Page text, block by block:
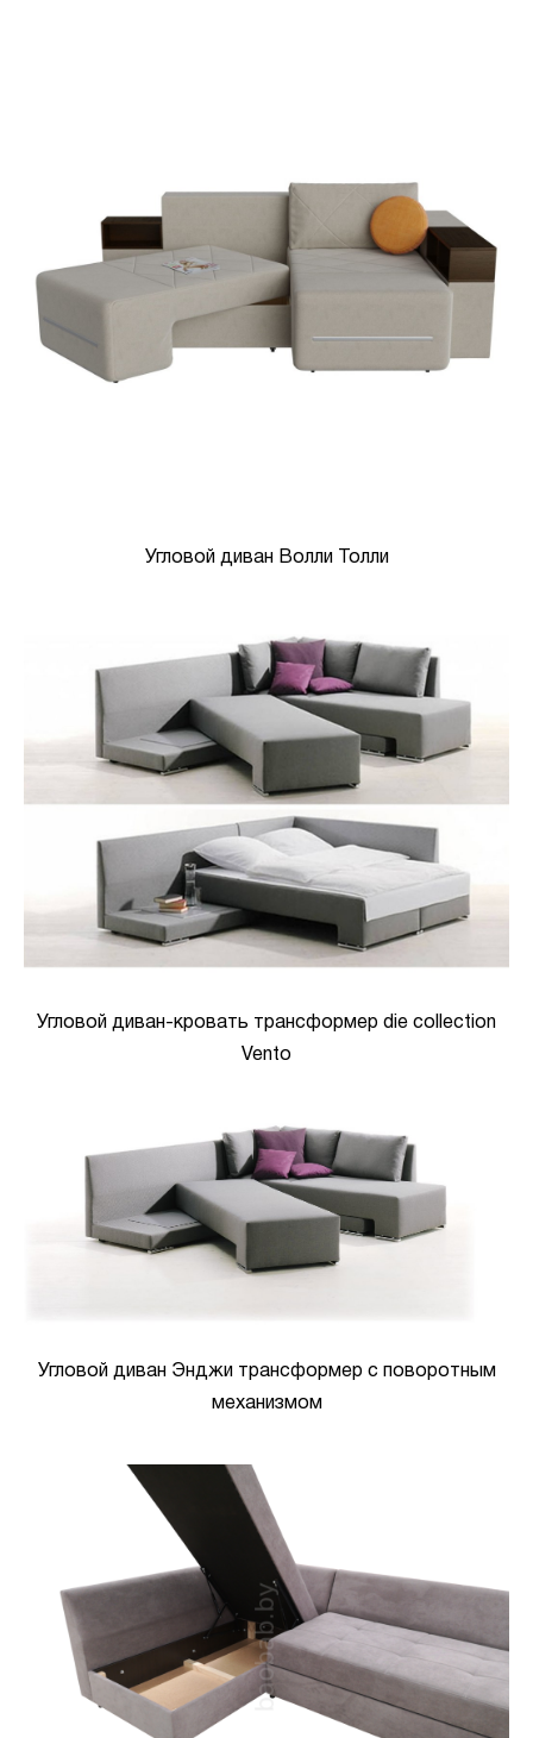
Угловой диван Волли Толли
Угловой диван-кровать трансформер die collection
Vento
Угловой диван Энджи трансформер с поворотным
механизмом